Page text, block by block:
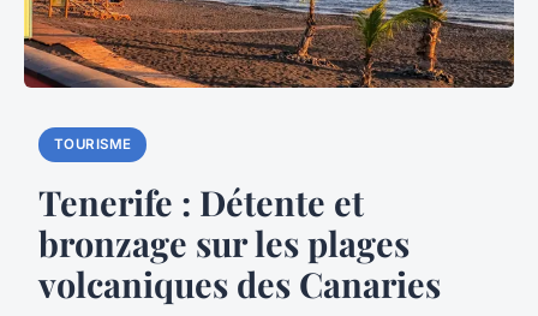
TOURISME
Tenerife : Détente et
bronzage sur les plages
volcaniques des Canaries